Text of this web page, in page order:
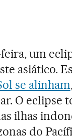
um
asiático.
se alinham
O eclipse
ilhas
do